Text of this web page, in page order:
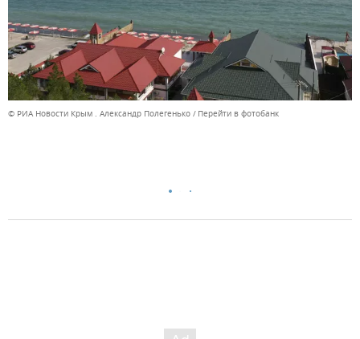
© РИА Новости Крым . Александр Полегенько Перейти в фотобанк